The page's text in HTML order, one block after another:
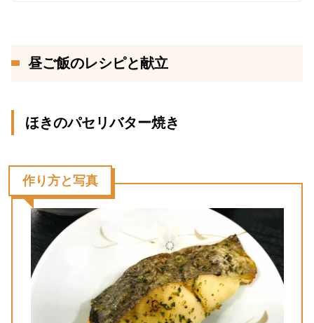
昼ご飯のレシピと献立
ほきのパセリバター焼き
作り方と写真